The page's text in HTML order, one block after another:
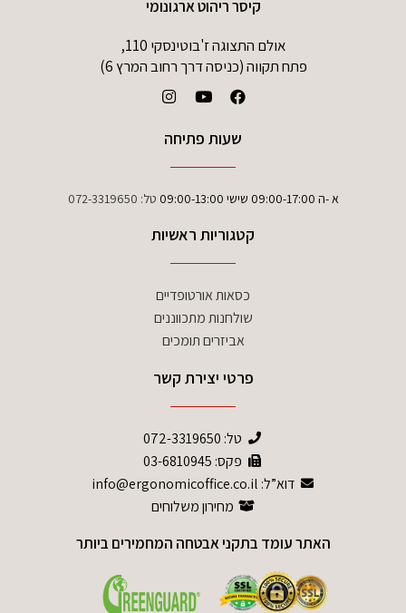
קיסר ריהוט ארגונומי
אולם התצוגה ז'בוטינסקי 110,
פתח תקווה (כניסה דרך רחוב המרץ 6)
שעות פתיחה
א -ה 09:00-17:00 שישי 09:00-13:00 טל: 072-3319650
קטגוריות ראשיות
כסאות אורטופדיים
שולחנות מתכווננים
אביזרים תומכים
פרטי יצירת קשר
טל: 072-3319650
פקס: 03-6810945
דוא”ל: info@ergonomicoffice.co.il
מחירון משלוחים
האתר עומד בתקני אבטחה המחמירים ביותר